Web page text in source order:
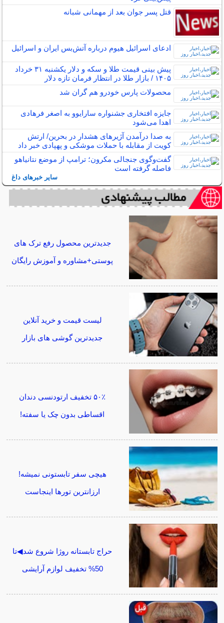
قتل پسر جوان بعد از مهمانی شبانه
ادعای اسرائیل هیوم درباره آتش‌بس ایران و اسرائیل
پیش بینی قیمت طلا و سکه و دلار یکشنبه ۳۱ خرداد
۱۴۰۵ / بازار طلا در انتظار فرمان تازه دلار
محصولات پارس خودرو هم گران شد
جایزه افتخاری جشنواره سارایوو به اصغر فرهادی
اهدا می‌شود
به صدا درآمدن آژیرهای هشدار در بحرین/ ارتش
کویت از مقابله با حملات موشکی و پهپادی خبر داد
گفت‌وگوی جنجالی مکرون؛ ترامپ از موضع نتانیاهو
فاصله گرفته است
سایر خبرهای داغ
جدیدترین محصول رفع ترک های
پوستی+مشاوره و آموزش رایگان
لیست قیمت و خرید آنلاین
جدیدترین گوشی های بازار
۵۰٪ تخفیف ارتودنسی دندان
اقساطی بدون چک یا سفته!
هیچی سفر تابستونی نمیشه!
ارزانترین تورها اینجاست
حراج تابستانه روژا شروع شد◀تا
50% تخفیف لوازم آرایشی